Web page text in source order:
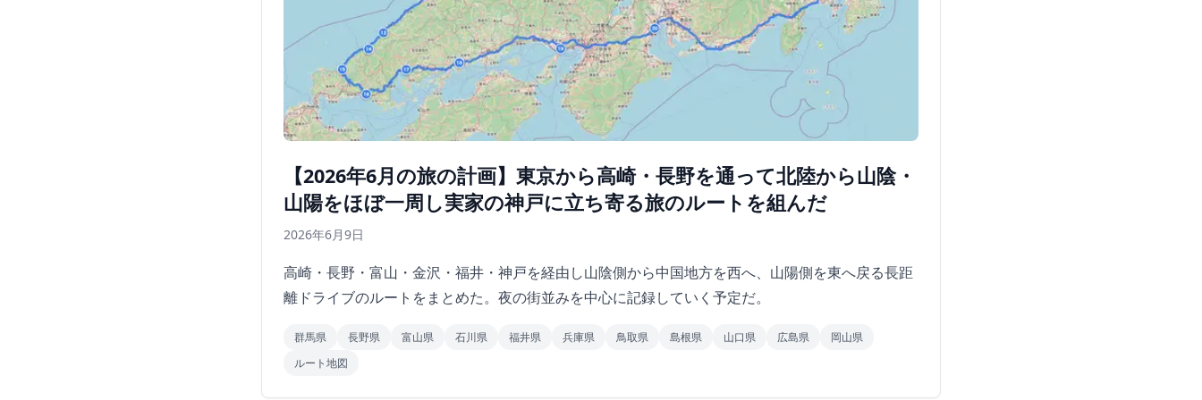
【2026年6月の旅の計画】東京から高崎・長野を通って北陸から山陰・
山陽をほぼ一周し実家の神戸に立ち寄る旅のルートを組んだ
2026年6月9日
高崎・長野・富山・金沢・福井・神戸を経由し山陰側から中国地方を西へ、山陽側を東へ戻る長距
離ドライブのルートをまとめた。夜の街並みを中心に記録していく予定だ。
群馬県 長野県 富山県 石川県 福井県 兵庫県 鳥取県 島根県 山口県 広島県
岡山県
ルート地図